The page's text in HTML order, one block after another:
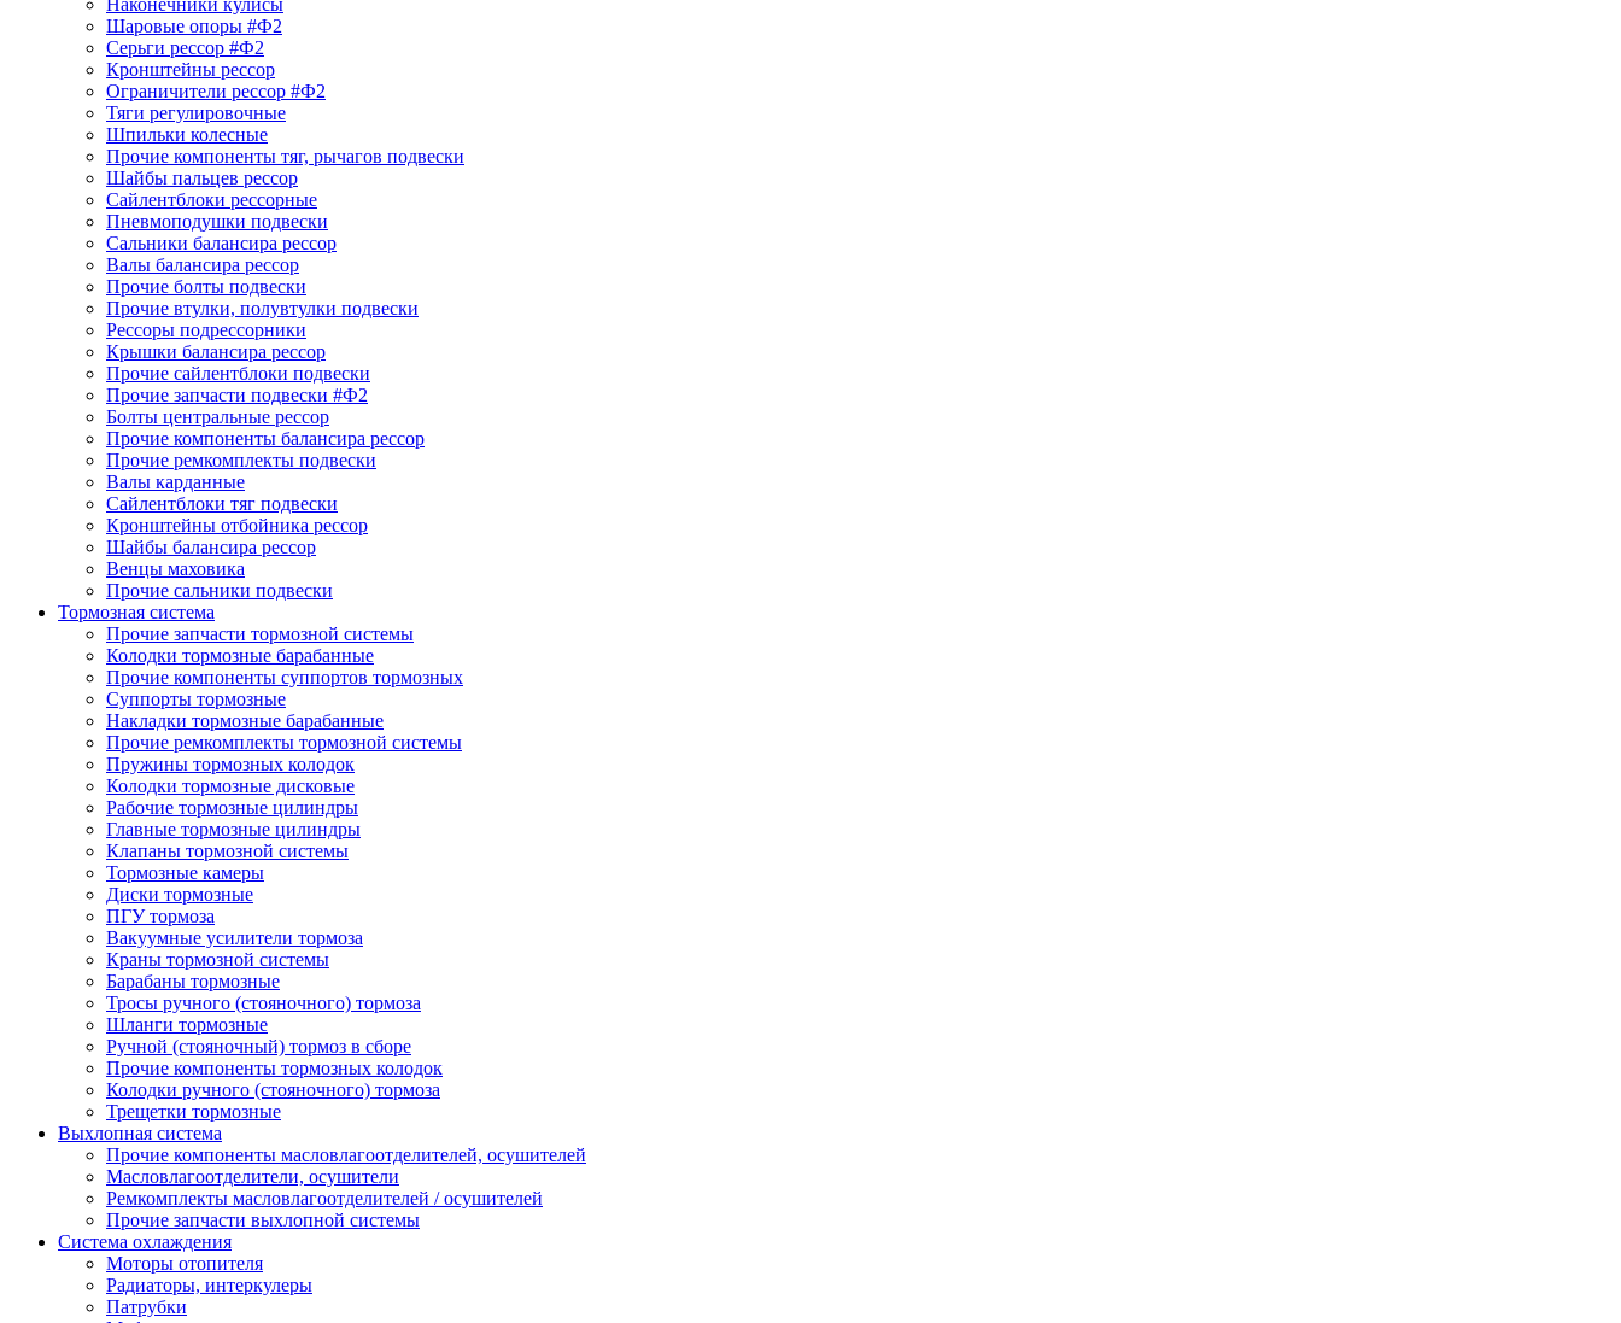
Наконечники кулисы
Шаровые опоры #Ф2
Серьги рессор #Ф2
Кронштейны рессор
Ограничители рессор #Ф2
Тяги регулировочные
Шпильки колесные
Прочие компоненты тяг, рычагов подвески
Шайбы пальцев рессор
Сайлентблоки рессорные
Пневмоподушки подвески
Сальники балансира рессор
Валы балансира рессор
Прочие болты подвески
Прочие втулки, полувтулки подвески
Рессоры подрессорники
Крышки балансира рессор
Прочие сайлентблоки подвески
Прочие запчасти подвески #Ф2
Болты центральные рессор
Прочие компоненты балансира рессор
Прочие ремкомплекты подвески
Валы карданные
Сайлентблоки тяг подвески
Кронштейны отбойника рессор
Шайбы балансира рессор
Венцы маховика
Прочие сальники подвески
Тормозная система
Прочие запчасти тормозной системы
Колодки тормозные барабанные
Прочие компоненты суппортов тормозных
Суппорты тормозные
Накладки тормозные барабанные
Прочие ремкомплекты тормозной системы
Пружины тормозных колодок
Колодки тормозные дисковые
Рабочие тормозные цилиндры
Главные тормозные цилиндры
Клапаны тормозной системы
Тормозные камеры
Диски тормозные
ПГУ тормоза
Вакуумные усилители тормоза
Краны тормозной системы
Барабаны тормозные
Тросы ручного (стояночного) тормоза
Шланги тормозные
Ручной (стояночный) тормоз в сборе
Прочие компоненты тормозных колодок
Колодки ручного (стояночного) тормоза
Трещетки тормозные
Выхлопная система
Прочие компоненты масловлагоотделителей, осушителей
Масловлагоотделители, осушители
Ремкомплекты масловлагоотделителей / осушителей
Прочие запчасти выхлопной системы
Система охлаждения
Моторы отопителя
Радиаторы, интеркулеры
Патрубки